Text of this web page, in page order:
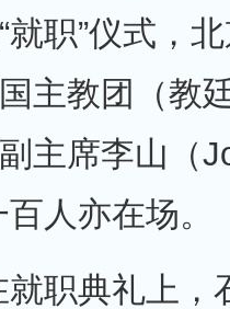
就职”仪式，
主教团（教
主席李山（
人亦在场。
就职典礼上，